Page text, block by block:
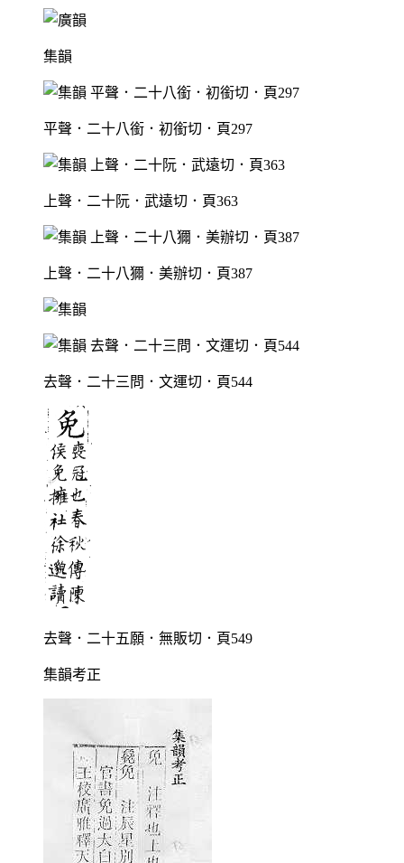
集韻
平聲．二十八銜．初銜切．頁297
上聲．二十阮．武遠切．頁363
上聲．二十八獮．美辦切．頁387
去聲．二十三問．文運切．頁544
去聲．二十五願．無販切．頁549
集韻考正